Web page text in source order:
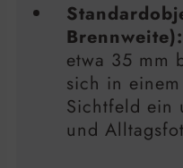
Brennweite):
etwa 35 mm
sich in
Sichtfeld ein
und